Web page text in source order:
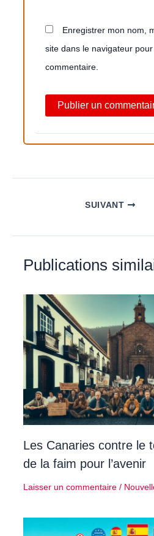
Enregistrer mon nom,
site dans le navigateur
commentaire.
SUIVANT
Publications
Les Canaries contre le
de la faim pour l’avenir
Laisser un commentaire /